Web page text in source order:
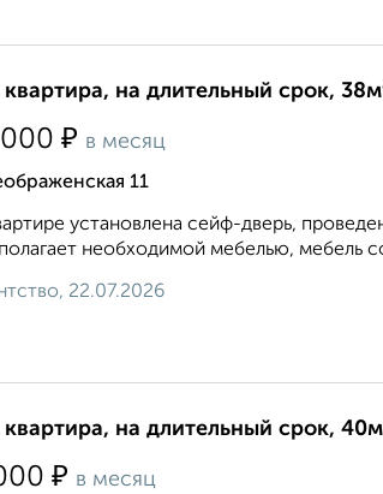
квартира, на длительный срок,
000 ₽ в месяц
11
установлена сейф-дверь,
необходимой мебелью, мебель
22.07.2026
квартира, на длительный срок,
₽ в месяц